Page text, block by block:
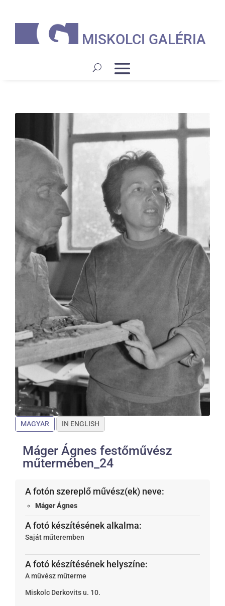
MISKOLCI GALÉRIA
MAGYAR IN ENGLISH
Máger Ágnes festőművész
műtermében_24
A fotón szereplő művész(ek) neve:
Máger Ágnes
A fotó készítésének alkalma:
Saját műteremben
A fotó készítésének helyszíne:
A művész műterme
Miskolc Derkovits u. 10.